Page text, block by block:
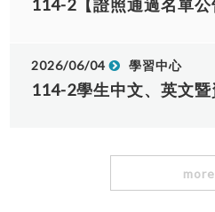
2026/06/04 學習中心
more